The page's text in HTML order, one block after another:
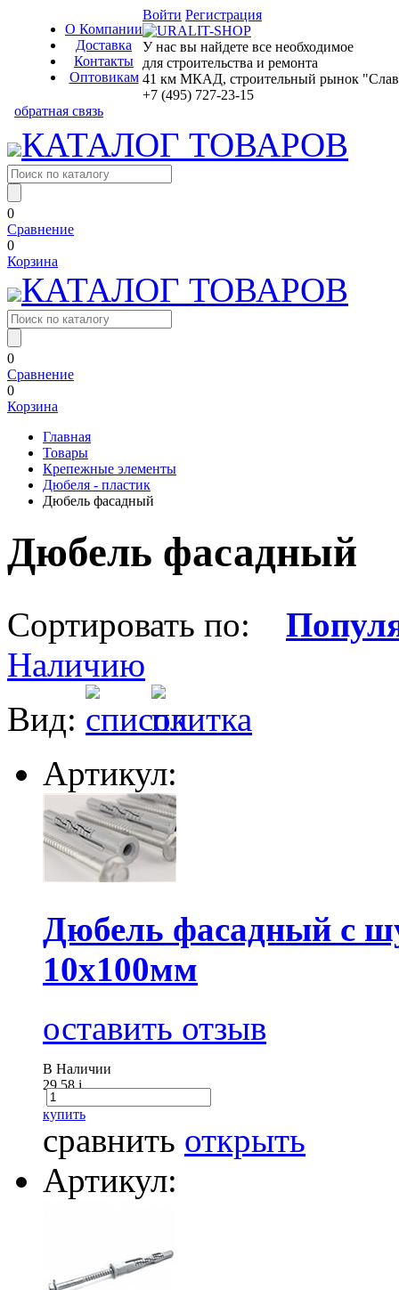
О Компании
Доставка
Контакты
Оптовикам
Войти Регистрация
У нас вы найдете все необходимое
для строительства и ремонта
41 км МКАД, строительный рынок
+7 (495) 727-23-15
обратная связь
КАТАЛОГ ТОВАРОВ
0
Сравнение
0
Корзина
КАТАЛОГ ТОВАРОВ
0
Сравнение
0
Корзина
Главная
Товары
Крепежные элементы
Дюбеля - пластик
Дюбель фасадный
Дюбель фасадный
Сортировать по:
Наличию
Вид:
Артикул:
Дюбель фасадный
10х100мм
оставить отзыв
В Наличии
29.58i
купить
сравнить открыть
Артикул: